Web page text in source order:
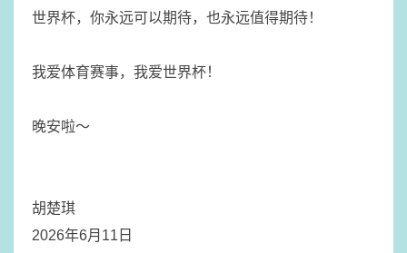
世界杯，你永远可以期待，也永远值得期待！
我爱体育赛事，我爱世界杯！
​晚安啦～
胡楚琪
2026年6月11日